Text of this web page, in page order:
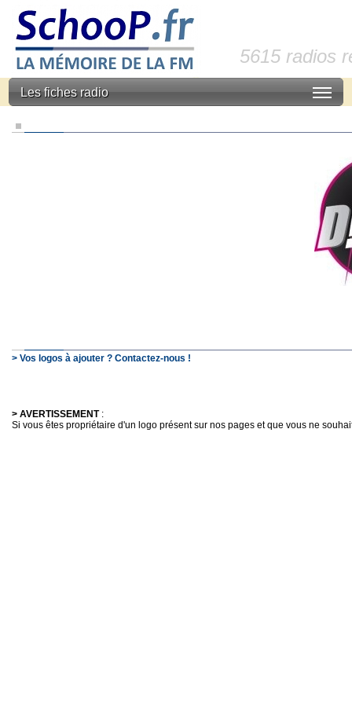
5615 radios
Les fiches radio
> Vos logos à ajouter ? Contactez-nous !
> AVERTISSEMENT:
Si vous êtes propriétaire d'un logo présent sur nos pages et que vous ne